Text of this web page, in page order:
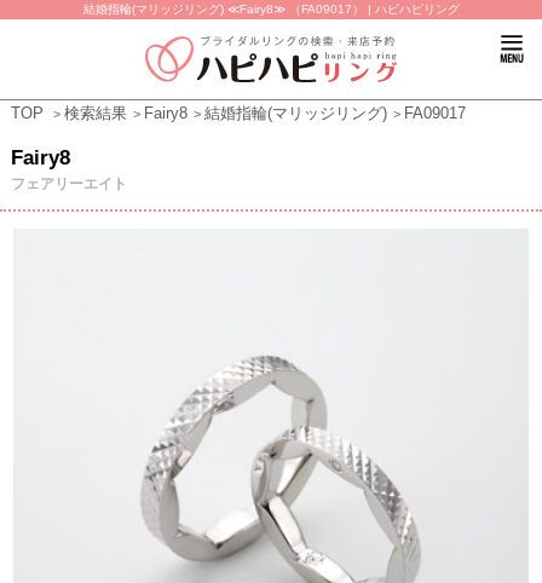
結婚指輪(マリッジリング) ≪Fairy8≫ （FA09017） | ハピハピリング
TOP 検索結果 Fairy8 結婚指輪(マリッジリング) FA09017
Fairy8
フェアリーエイト